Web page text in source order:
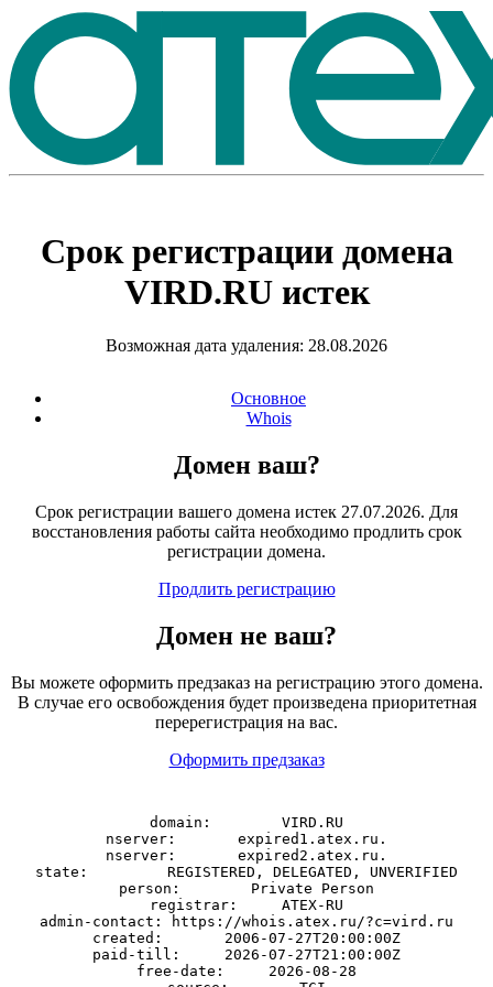
Срок регистрации домена
VIRD.RUистек
Возможная дата удаления: 28.08.2026
Основное
Whois
Домен ваш?
Срок регистрации вашего домена истек 27.07.2026. Для
восстановления работы сайта необходимо продлить срок
регистрации домена.
Продлить регистрацию
Домен не ваш?
Вы можете оформить предзаказ на регистрацию этого домена.
В случае его освобождения будет произведена приоритетная
перерегистрация на вас.
Оформить предзаказ
domain:        VIRD.RU
nserver:       expired1.atex.ru.
nserver:       expired2.atex.ru.
state:         REGISTERED, DELEGATED, UNVERIFIED
person:        Private Person
registrar:     ATEX-RU
admin-contact: https://whois.atex.ru/?c=vird.ru
created:       2006-07-27T20:00:00Z
paid-till:     2026-07-27T21:00:00Z
free-date:     2026-08-28